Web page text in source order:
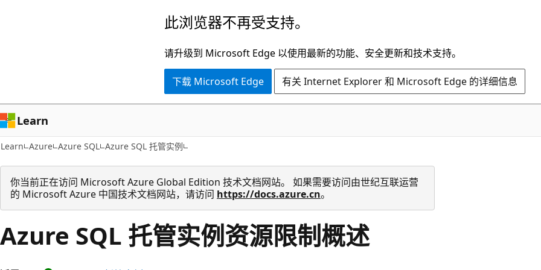
容
此浏览器不再受支持。
请升级到 Microsoft Edge 以使用最新的功能、安全更新和技术支持。
下载 Microsoft Edge 有关 Internet Explorer 和 Microsoft Edge 的详细信息
Learn
Learn Azure Azure SQL Azure SQL 托管实例
你当前正在访问 Microsoft Azure Global Edition 技术文档网站。 如果需要访问由世纪互联运营
的 Microsoft Azure 中国技术文档网站，请访问 https://docs.azure.cn。
Azure SQL 托管实例资源限制概述